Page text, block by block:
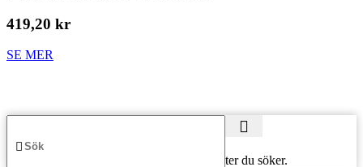
419,20 kr
SE MER
Börja skriva för att se produkter du söker.